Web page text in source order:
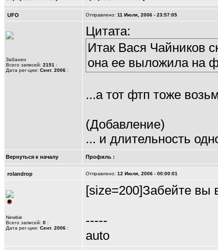
UFO Отправлено: 11 Июля, 2006 - 23:57:05
Забанен
Всего записей: 2151 :
Дата рег-ции: Сент. 2006 :
Цитата:
Итак Вася Чайников
она ее выложила на
...а тот фтп тоже
(Добавление)
... и длительность
Вернуться к началу Профиль :
rolandrop Отправлено: 12 Июля, 2006 - 00:00:01
Newbie
Всего записей: 0 :
Дата рег-ции: Сент. 2006 :
[size=200]Забейте вы
-----
auto